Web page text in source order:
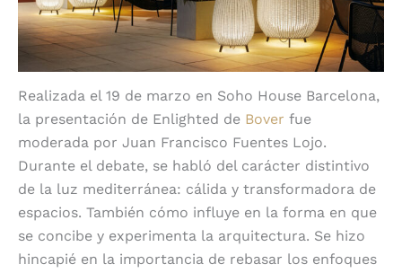
Realizada el 19 de marzo en Soho House Barcelona,
la presentación de Enlighted de Bover fue
moderada por Juan Francisco Fuentes Lojo.
Durante el debate, se habló del carácter distintivo
de la luz mediterránea: cálida y transformadora de
espacios. También cómo influye en la forma en que
se concibe y experimenta la arquitectura. Se hizo
hincapié en la importancia de rebasar los enfoques